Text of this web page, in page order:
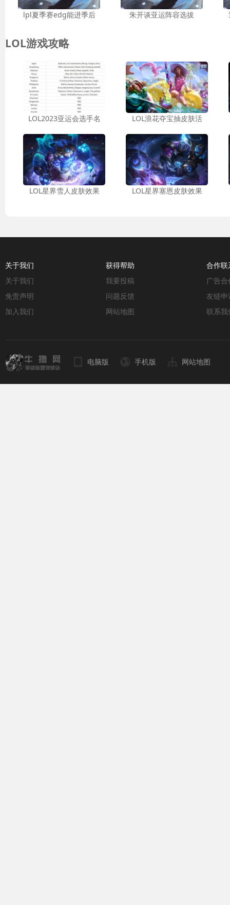
lpl夏季赛edg能进季后 朱开谈亚运阵容选拔
LOL游戏攻略
LOL2023亚运会选手名 LOL浪花夺宝抽皮肤活
LOL星界雪人皮肤效果 LOL星界塞恩皮肤效果
关于我们
关于我们
免责声明
加入我们
获得帮助
我要投稿
问题反馈
网站地图
合作联
广告合
友链申
联系我
电脑版 手机版 网站地图